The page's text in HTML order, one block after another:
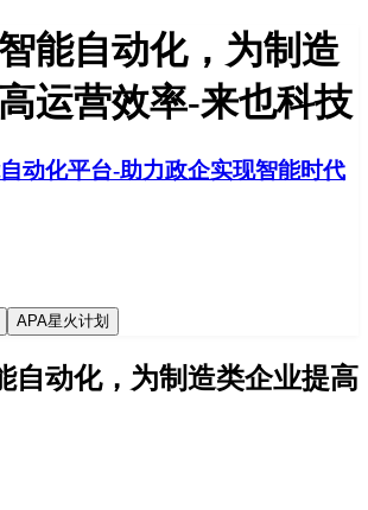
能自动化，为制造
运营效率-来也科技
APA星火计划
自动化，为制造类企业提高